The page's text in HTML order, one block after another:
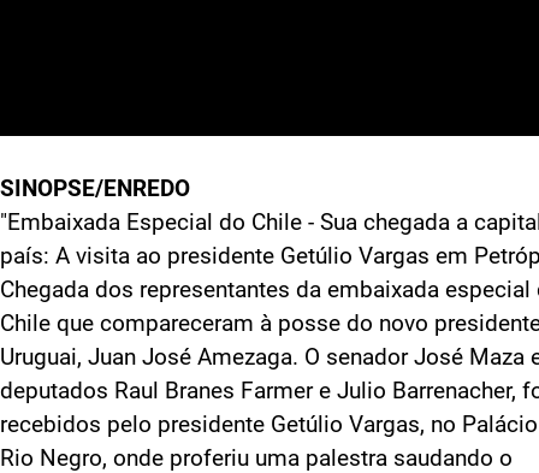
SINOPSE/ENREDO
"Embaixada Especial do Chile - Sua chegada a
país: A visita ao presidente Getúlio Vargas em
Chegada dos representantes da embaixada especial
Chile que compareceram à posse do novo
Uruguai, Juan José Amezaga. O senador José Maza
deputados Raul Branes Farmer e Julio Barrenacher,
recebidos pelo presidente Getúlio Vargas, no
Rio Negro, onde proferiu uma palestra saudando o